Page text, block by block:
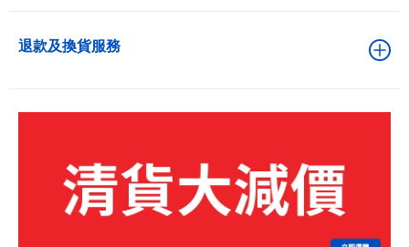
退款及換貨服務